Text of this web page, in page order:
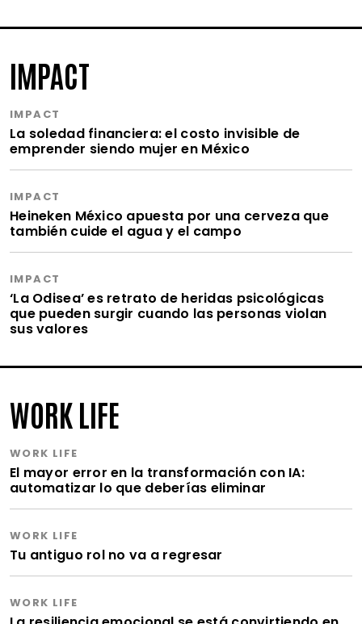
IMPACT
IMPACT
La soledad financiera: el costo invisible de
emprender siendo mujer en México
IMPACT
Heineken México apuesta por una cerveza que
también cuide el agua y el campo
IMPACT
‘La Odisea’ es retrato de heridas psicológicas
que pueden surgir cuando las personas violan
sus valores
WORK LIFE
WORK LIFE
El mayor error en la transformación con IA:
automatizar lo que deberías eliminar
WORK LIFE
Tu antiguo rol no va a regresar
WORK LIFE